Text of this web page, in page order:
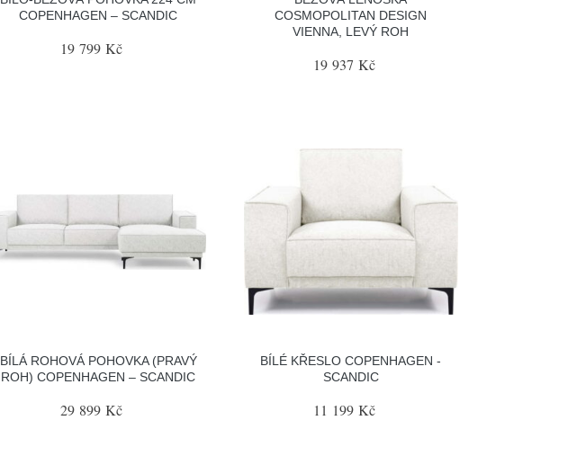
COPENHAGEN – SCANDIC
19 799 Kč
COSMOPOLITAN DESIGN
VIENNA, LEVÝ ROH
19 937 Kč
BÍLÁ ROHOVÁ POHOVKA (PRAVÝ
ROH) COPENHAGEN – SCANDIC
29 899 Kč
BÍLÉ KŘESLO COPENHAGEN -
SCANDIC
11 199 Kč